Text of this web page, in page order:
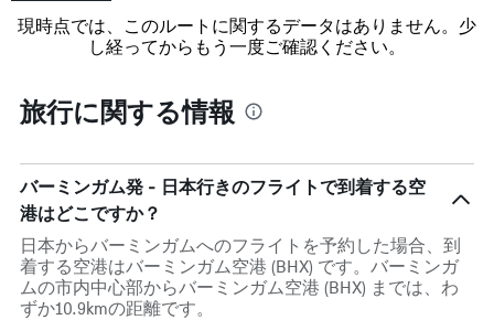
現時点では、このルートに関するデータはありません。少
し経ってからもう一度ご確認ください。
旅行に関する情報
バーミンガム発 - 日本行きのフライトで到着する空
港はどこですか？
日本からバーミンガムへのフライトを予約した場合、到
着する空港はバーミンガム空港 (BHX) です。バーミンガ
ムの市内中心部からバーミンガム空港 (BHX) までは、わ
ずか10.9kmの距離です。